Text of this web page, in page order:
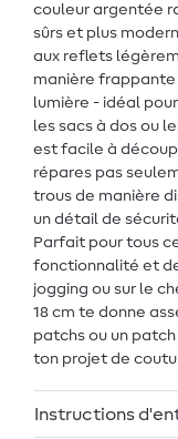
couleur argentée
sûrs et plus
aux reflets
manière
lumière - idéal
les sacs à dos ou
est facile à
répares pas
trous de manière
un détail de
Parfait pour tous
fonctionnalité et
jogging ou sur le
18 cm te donne
patchs ou un
ton projet de
Instructions